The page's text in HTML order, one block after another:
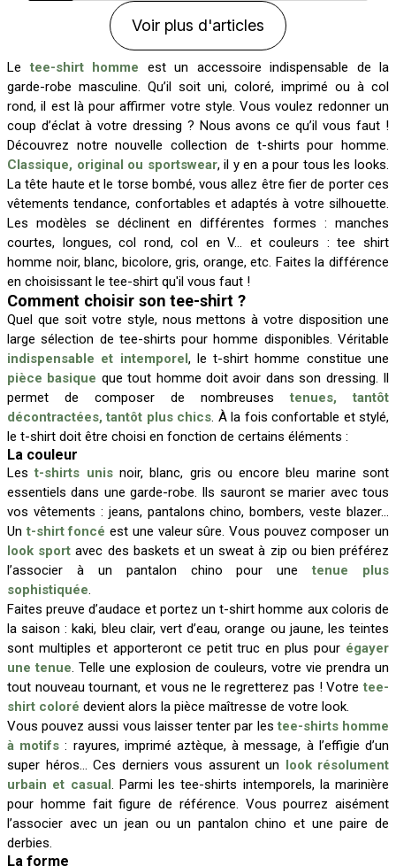
Voir plus d'articles
Letee-shirt homme est un accessoire indispensable de la
garde-robe masculine. Qu’il soit uni, coloré, imprimé ou à col
rond, il est là pour affirmer votre style. Vous voulez redonner un
coup d’éclat à votre dressing ? Nous avons ce qu’il vous faut !
Découvrez notre nouvelle collection de t-shirts pour homme.
Classique, original ou sportswear, il y en a pour tous les looks.
La tête haute et le torse bombé, vous allez être fier de porter ces
vêtements tendance, confortables et adaptés à votre silhouette.
Les modèles se déclinent en différentes formes : manches
courtes, longues, col rond, col en V… et couleurs : tee shirt
homme noir, blanc, bicolore, gris, orange, etc. Faites la différence
en choisissant le tee-shirt qu'il vous faut !
Comment choisir son tee-shirt ?
Quel que soit votre style, nous mettons à votre disposition une
large sélection de tee-shirts pour homme disponibles. Véritable
indispensable et intemporel, le t-shirt homme constitue une
pièce basique que tout homme doit avoir dans son dressing. Il
permet de composer de nombreusestenues, tantôt
décontractées, tantôt plus chics. À la fois confortable et stylé,
le t-shirt doit être choisi en fonction de certains éléments :
La couleur
Lest-shirts unisnoir, blanc, gris ou encore bleu marine sont
essentiels dans une garde-robe. Ils sauront se marier avec tous
vos vêtements : jeans, pantalons chino, bombers, veste blazer…
Unt-shirt foncé est une valeur sûre. Vous pouvez composer un
look sport avec des baskets et un sweat à zip ou bien préférez
l’associer à un pantalon chino pour unetenue plus
sophistiquée.
Faites preuve d’audace et portez un t-shirt homme aux coloris de
la saison : kaki, bleu clair, vert d’eau, orange ou jaune, les teintes
sont multiples et apporteront ce petit truc en plus pour égayer
une tenue. Telle une explosion de couleurs, votre vie prendra un
tout nouveau tournant, et vous ne le regretterez pas ! Votretee-
shirt coloré devient alors la pièce maîtresse de votre look.
Vous pouvez aussi vous laisser tenter par lestee-shirts homme
à motifs : rayures, imprimé aztèque, à message, à l’effigie d’un
super héros… Ces derniers vous assurent un look résolument
urbain et casual. Parmi les tee-shirts intemporels, la marinière
pour homme fait figure de référence. Vous pourrez aisément
l’associer avec un jean ou un pantalon chino et une paire de
derbies.
La forme